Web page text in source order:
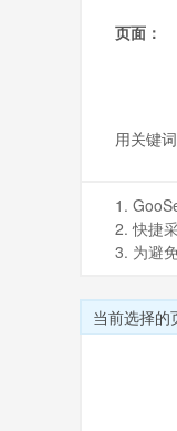
页面：
用关键
1.
2. 快捷
3. 为避
当前选择的